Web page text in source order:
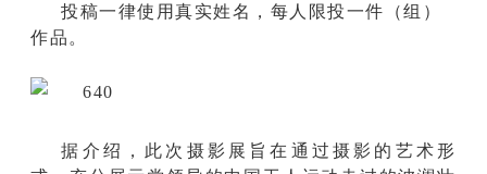
投稿一律使用真实姓名，每人限投一件（组）
作品。
据介绍，此次摄影展旨在通过摄影的艺术形